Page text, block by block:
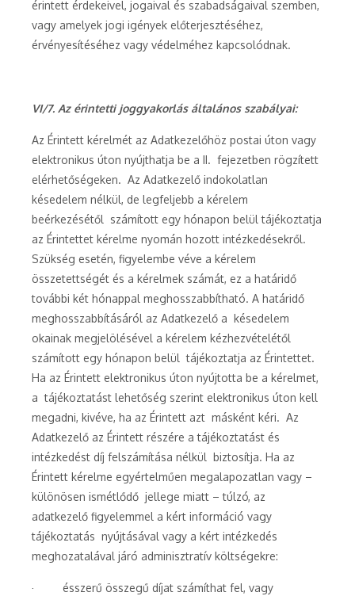
érintett érdekeivel, jogaival és szabadságaival szemben,
vagy amelyek jogi igények előterjesztéséhez,
érvényesítéséhez vagy védelméhez kapcsolódnak.
VI/7. Az érintetti joggyakorlás általános szabályai:
Az Érintett kérelmét az Adatkezelőhöz postai úton vagy
elektronikus úton nyújthatja be a II. fejezetben rögzített
elérhetőségeken. Az Adatkezelő indokolatlan
késedelem nélkül, de legfeljebb a kérelem
beérkezésétől számított egy hónapon belül tájékoztatja
az Érintettet kérelme nyomán hozott intézkedésekről.
Szükség esetén, figyelembe véve a kérelem
összetettségét és a kérelmek számát, ez a határidő
további két hónappal meghosszabbítható. A határidő
meghosszabbításáról az Adatkezelő a késedelem
okainak megjelölésével a kérelem kézhezvételétől
számított egy hónapon belül tájékoztatja az Érintettet.
Ha az Érintett elektronikus úton nyújtotta be a kérelmet,
a tájékoztatást lehetőség szerint elektronikus úton kell
megadni, kivéve, ha az Érintett azt másként kéri. Az
Adatkezelő az Érintett részére a tájékoztatást és
intézkedést díj felszámítása nélkül biztosítja. Ha az
Érintett kérelme egyértelműen megalapozatlan vagy –
különösen ismétlődő jellege miatt – túlzó, az
adatkezelő figyelemmel a kért információ vagy
tájékoztatás nyújtásával vagy a kért intézkedés
meghozatalával járó adminisztratív költségekre:
· ésszerű összegű díjat számíthat fel, vagy